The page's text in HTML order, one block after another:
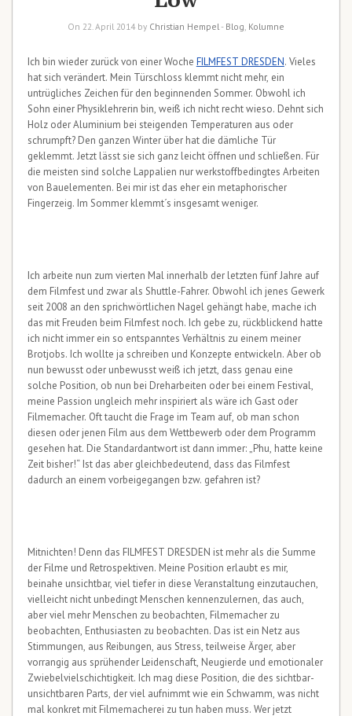
On 22. April 2014 by Christian Hempel - Blog Kolumne
Ich bin wieder zurück von einer Woche FILMFEST DRESDEN. Vieles
hat sich verändert. Mein Türschloss klemmt nicht mehr, ein
untrügliches Zeichen für den beginnenden Sommer. Obwohl ich
Sohn einer Physiklehrerin bin, weiß ich nicht recht wieso. Dehnt sich
Holz oder Aluminium bei steigenden Temperaturen aus oder
schrumpft? Den ganzen Winter über hat die dämliche Tür
geklemmt. Jetzt lässt sie sich ganz leicht öffnen und schließen. Für
die meisten sind solche Lappalien nur werkstoffbedingtes Arbeiten
von Bauelementen. Bei mir ist das eher ein metaphorischer
Fingerzeig. Im Sommer klemmt´s insgesamt weniger.
Ich arbeite nun zum vierten Mal innerhalb der letzten fünf Jahre auf
dem Filmfest und zwar als Shuttle-Fahrer. Obwohl ich jenes Gewerk
seit 2008 an den sprichwörtlichen Nagel gehängt habe, mache ich
das mit Freuden beim Filmfest noch. Ich gebe zu, rückblickend hatte
ich nicht immer ein so entspanntes Verhältnis zu einem meiner
Brotjobs. Ich wollte ja schreiben und Konzepte entwickeln. Aber ob
nun bewusst oder unbewusst weiß ich jetzt, dass genau eine
solche Position, ob nun bei Dreharbeiten oder bei einem Festival,
meine Passion ungleich mehr inspiriert als wäre ich Gast oder
Filmemacher. Oft taucht die Frage im Team auf, ob man schon
diesen oder jenen Film aus dem Wettbewerb oder dem Programm
gesehen hat. Die Standardantwort ist dann immer: „Phu, hatte keine
Zeit bisher!“ Ist das aber gleichbedeutend, dass das Filmfest
dadurch an einem vorbeigegangen bzw. gefahren ist?
Mitnichten! Denn das FILMFEST DRESDEN ist mehr als die Summe
der Filme und Retrospektiven. Meine Position erlaubt es mir,
beinahe unsichtbar, viel tiefer in diese Veranstaltung einzutauchen,
vielleicht nicht unbedingt Menschen kennenzulernen, das auch,
aber viel mehr Menschen zu beobachten, Filmemacher zu
beobachten, Enthusiasten zu beobachten. Das ist ein Netz aus
Stimmungen, aus Reibungen, aus Stress, teilweise Ärger, aber
vorrangig aus sprühender Leidenschaft, Neugierde und emotionaler
Zwiebelvielschichtigkeit. Ich mag diese Position, die des sichtbar-
unsichtbaren Parts, der viel aufnimmt wie ein Schwamm, was nicht
mal konkret mit Filmemacherei zu tun haben muss. Wer jetzt